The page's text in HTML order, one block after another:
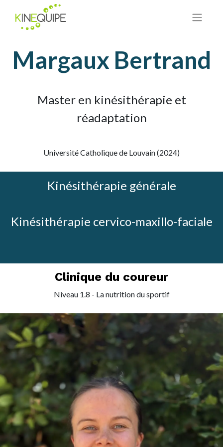
Margaux Bertrand
Master en kinésithérapie et
réadaptation
Université Catholique de Louvain (2024)
Kinésithérapie générale
Kinésithérapie cervico-maxillo-faciale
Clinique du coureur
Niveau 1.8 - La nutrition du sportif